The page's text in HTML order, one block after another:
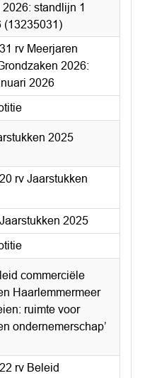
standlijn 1
(13235031)
rv Meerjaren
2026:
2026
2025
rv Jaarstukken
2025
commerciële
Haarlemmermeer
ruimte voor
ondernemerschap’
rv Beleid